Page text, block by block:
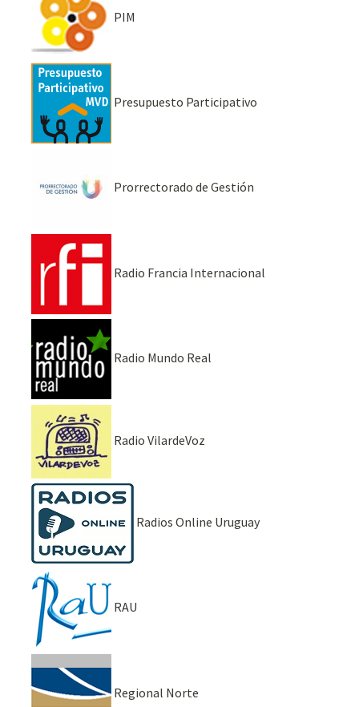
PIM
Presupuesto Participativo
Prorrectorado de Gestión
Radio Francia Internacional
Radio Mundo Real
Radio VilardeVoz
Radios Online Uruguay
RAU
Regional Norte